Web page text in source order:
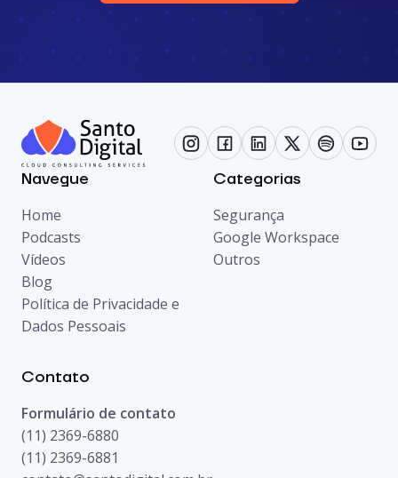
Navegue
Home
Podcasts
Vídeos
Blog
Política de Privacidade e
Dados Pessoais
Categorias
Segurança
Google Workspace
Outros
Contato
Formulário de contato
(11) 2369-6880
(11) 2369-6881